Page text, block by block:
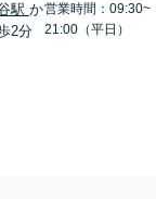
駅 か
2分
営業時間：09:30~
21:00（平日）